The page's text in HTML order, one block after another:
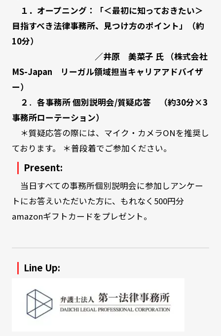
１．オープニング：「＜最初に知っておきたい＞
目指すべき法律事務所、見つけ方のポイント」（約
10分）
／井原 美菜子 氏 （株式会社
MS-Japan リーガル領域担当キャリアアドバイザ
ー）
２ ． 各事務所 個別説明会/質疑応答 （約30分×3
事務所ローテーション）
＊質疑応答の際には、マイク・カメラONを推奨し
ております。 ＊普段着でご参加ください。
Present:
当日すべての事務所個別説明会に参加しアンケー
トにお答えいただいた方に、もれなく500円分
amazonギフトカードをプレゼント。
Line Up: